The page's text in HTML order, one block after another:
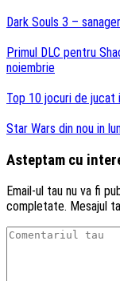
Dark Souls 3 –
Primul DLC pentru
noiembrie
Top 10 jocuri de jucat
Star Wars din nou in
Asteptam cu
Email-ul tau nu va fi
completate. Mesajul